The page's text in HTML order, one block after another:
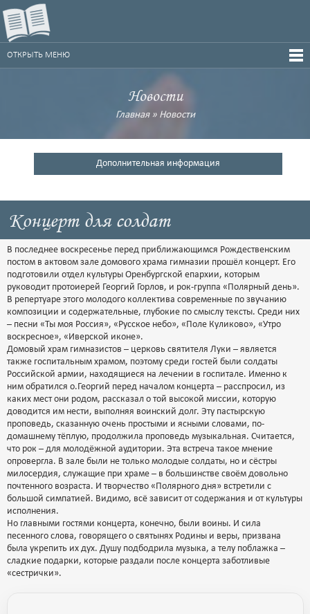
ОТКРЫТЬ МЕНЮ
Новости
Главная» Новости
Дополнительная информация
Концерт для солдат
В последнее воскресенье перед приближающимся Рождественским
постом в актовом зале домового храма гимназии прошёл концерт. Его
подготовили отдел культуры Оренбургской епархии, которым
руководит протоиерей Георгий Горлов, и рок-группа «Полярный день».
В репертуаре этого молодого коллектива современные по звучанию
композиции и содержательные, глубокие по смыслу тексты. Среди них
– песни «Ты моя Россия», «Русское небо», «Поле Куликово», «Утро
воскресное», «Иверской иконе».
Домовый храм гимназистов – церковь святителя Луки – является
также госпитальным храмом, поэтому среди гостей были солдаты
Российской армии, находящиеся на лечении в госпитале. Именно к
ним обратился о.Георгий перед началом концерта – расспросил, из
каких мест они родом, рассказал о той высокой миссии, которую
доводится им нести, выполняя воинский долг. Эту пастырскую
проповедь, сказанную очень простыми и ясными словами, по-
домашнему тёплую, продолжила проповедь музыкальная. Считается,
что рок – для молодёжной аудитории. Эта встреча такое мнение
опровергла. В зале были не только молодые солдаты, но и сёстры
милосердия, служащие при храме – в большинстве своём довольно
почтенного возраста. И творчество «Полярного дня» встретили с
большой симпатией. Видимо, всё зависит от содержания и от культуры
исполнения.
Но главными гостями концерта, конечно, были воины. И сила
песенного слова, говорящего о святынях Родины и веры, призвана
была укрепить их дух. Душу подбодрила музыка, а телу поблажка –
сладкие подарки, которые раздали после концерта заботливые
«сестрички».